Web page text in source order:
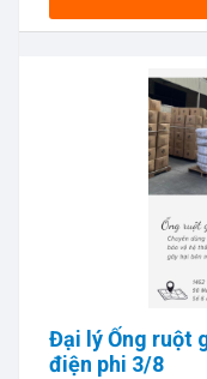
Đại lý Ống ruột
điện phi 3/8